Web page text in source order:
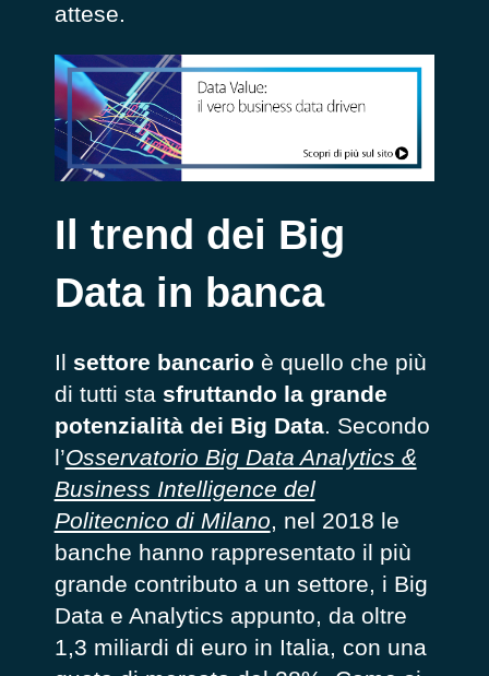
attese.
Il trend dei Big
Data in banca
Il settore bancario è quello che più
di tutti sta sfruttando la grande
potenzialità dei Big Data. Secondo
l’Osservatorio Big Data Analytics &
Business Intelligence del
Politecnico di Milano, nel 2018 le
banche hanno rappresentato il più
grande contributo a un settore, i Big
Data e Analytics appunto, da oltre
1,3 miliardi di euro in Italia, con una